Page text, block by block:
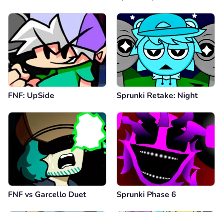
FNF: UpSide Sprunki Retake: Night
FNF vs Garcello Duet Sprunki Phase 6